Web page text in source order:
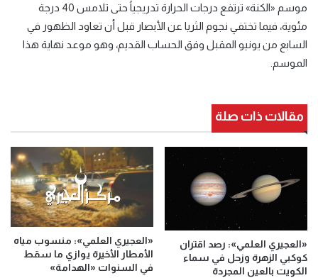
موسم «الكنة» ترتفع درجات الحرارة تدريجياً حتى تلامس 40 درجة
مئوية، فيما تختفي نجوم الثريا عن الأبصار قبل أن تعاود الظهور في
السابع من يونيو المقبل وفق الحساب القديم، وهو موعد نهاية هذا
الموسم.
مقالات ذات صلة
«العجيري العلمي»: رصد اقتران
كوكبي الزهرة وزحل في سماء
الكويت بالعين المجردة
«العجيري العلمي»: منسوب مياه
الأمطار الأخيرة يوازي ما سقط
في السنوات «الهدامة»